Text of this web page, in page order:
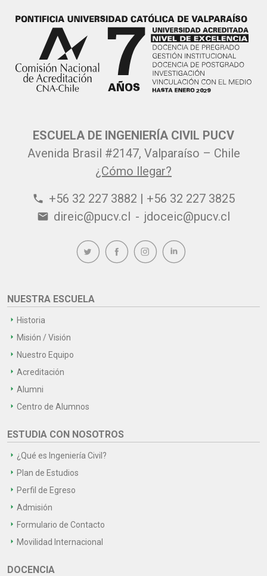
ESCUELA DE INGENIERÍA CIVIL PUCV
Avenida Brasil #2147, Valparaíso – Chile
¿Cómo llegar?
phone +56 32 227 3882 | +56 32 227 3825
email direic@pucv.cl - jdoceic@pucv.cl
NUESTRA ESCUELA
Historia
Misión / Visión
Nuestro Equipo
Acreditación
Alumni
Centro de Alumnos
ESTUDIA CON NOSOTROS
¿Qué es Ingeniería Civil?
Plan de Estudios
Perfil de Egreso
Admisión
Formulario de Contacto
Movilidad Internacional
DOCENCIA